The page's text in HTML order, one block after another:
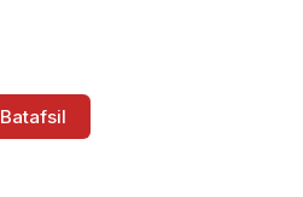
Batafsil